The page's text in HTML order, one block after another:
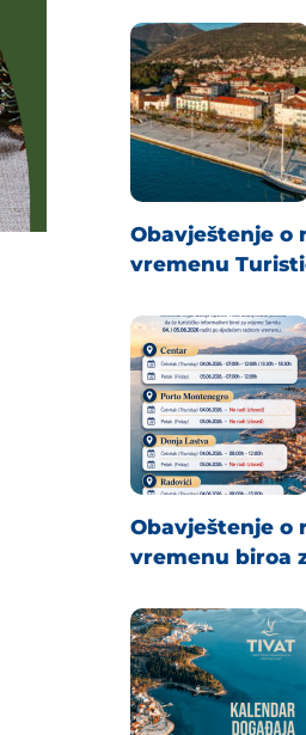
Obavještenje o
vremenu
Obavještenje o
vremenu biroa